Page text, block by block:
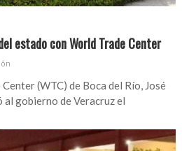
estado con World Trade Center
(WTC) de Boca del Río, José
gobierno de Veracruz el